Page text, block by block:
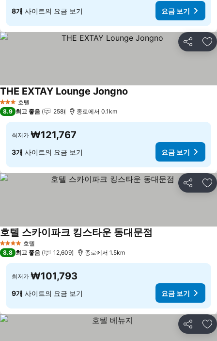
8개 사이트의 요금 보기 요금 보기
공유 즐
3 성급 호텔
THE EXTAY Lounge Jongno
8.9 최고 좋음 258 종로에서 0.1km
최저가 ₩121,767
3개 사이트의 요금 보기 요금 보기
공유 즐
4 성급 호텔
호텔 스카이파크 킹스타운 동대문점
8.8 최고 좋음 12,609 종로에서 1.5km
최저가 ₩101,793
9개 사이트의 요금 보기 요금 보기
공유 즐